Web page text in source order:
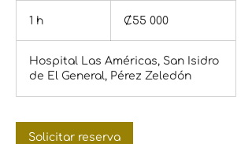
1 h
colones
costarricenses
₡55 000
Hospital Las Américas, San Isidro
de El General, Pérez Zeledón
Solicitar reserva